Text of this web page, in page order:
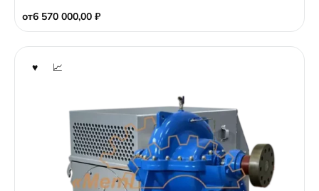
от6 570 000,00 ₽
f
5